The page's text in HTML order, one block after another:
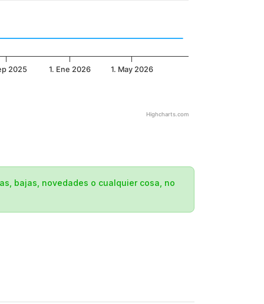
2025 1. Ene 2026 1. May 2026
Highcharts.com
bajas, novedades o cualquier cosa, no